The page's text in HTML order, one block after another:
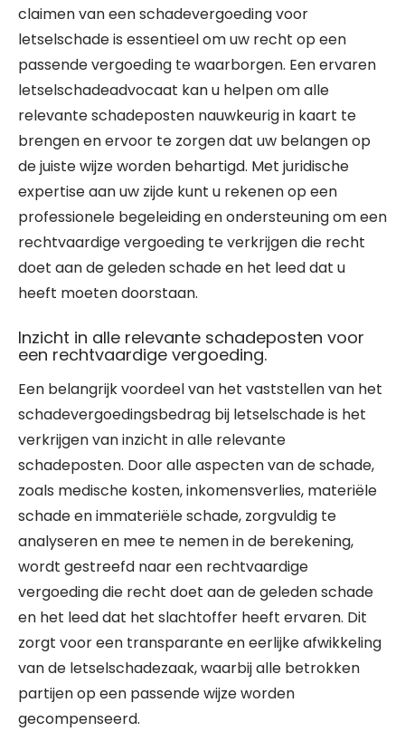
claimen van een schadevergoeding voor
letselschade is essentieel om uw recht op een
passende vergoeding te waarborgen. Een ervaren
letselschadeadvocaat kan u helpen om alle
relevante schadeposten nauwkeurig in kaart te
brengen en ervoor te zorgen dat uw belangen op
de juiste wijze worden behartigd. Met juridische
expertise aan uw zijde kunt u rekenen op een
professionele begeleiding en ondersteuning om een
rechtvaardige vergoeding te verkrijgen die recht
doet aan de geleden schade en het leed dat u
heeft moeten doorstaan.
Inzicht in alle relevante schadeposten voor
een rechtvaardige vergoeding.
Een belangrijk voordeel van het vaststellen van het
schadevergoedingsbedrag bij letselschade is het
verkrijgen van inzicht in alle relevante
schadeposten. Door alle aspecten van de schade,
zoals medische kosten, inkomensverlies, materiële
schade en immateriële schade, zorgvuldig te
analyseren en mee te nemen in de berekening,
wordt gestreefd naar een rechtvaardige
vergoeding die recht doet aan de geleden schade
en het leed dat het slachtoffer heeft ervaren. Dit
zorgt voor een transparante en eerlijke afwikkeling
van de letselschadezaak, waarbij alle betrokken
partijen op een passende wijze worden
gecompenseerd.